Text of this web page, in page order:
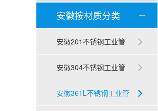
安徽按材质分类
安徽201不锈钢工业管
安徽304不锈钢工业管
安徽361L不锈钢工业管